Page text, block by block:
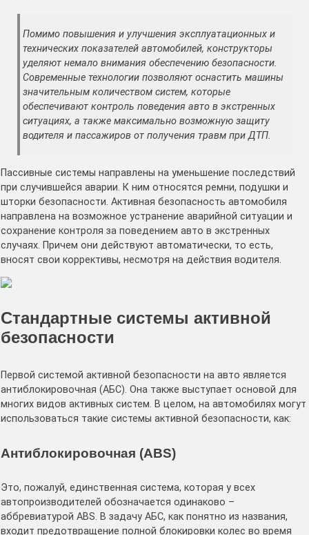
Помимо повышения и улучшения эксплуатационных и
технических показателей автомобилей, конструкторы
уделяют немало внимания обеспечению безопасности.
Современные технологии позволяют оснастить машины
значительным количеством систем, которые
обеспечивают контроль поведения авто в экстренных
ситуациях, а также максимально возможную защиту
водителя и пассажиров от получения травм при ДТП.
Пассивные системы направлены на уменьшение последствий
при случившейся аварии. К ним относятся ремни, подушки и
шторки безопасности. Активная безопасность автомобиля
направлена на возможное устранение аварийной ситуации и
сохранение контроля за поведением авто в экстренных
случаях. Причем они действуют автоматически, то есть,
вносят свои коррективы, несмотря на действия водителя.
Стандартные системы активной
безопасности
Первой системой активной безопасности на авто является
антиблокировочная (АБС). Она также выступает основой для
многих видов активных систем. В целом, на автомобилях могут
использоваться такие системы активной безопасности, как:
Антиблокировочная (ABS)
Это, пожалуй, единственная система, которая у всех
автопроизводителей обозначается одинаково –
аббревиатурой ABS. В задачу АБС, как понятно из названия,
входит предотвращение полной блокировки колес во время